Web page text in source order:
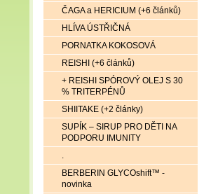
ČAGA a HERICIUM (+6 článků)
HLÍVA ÚSTŘIČNÁ
PORNATKA KOKOSOVÁ
REISHI (+6 článků)
+ REISHI SPÓROVÝ OLEJ S 30
% TRITERPÉNŮ
SHIITAKE (+2 články)
SUPÍK – SIRUP PRO DĚTI NA
PODPORU IMUNITY
.
BERBERIN GLYCOshift™ -
novinka